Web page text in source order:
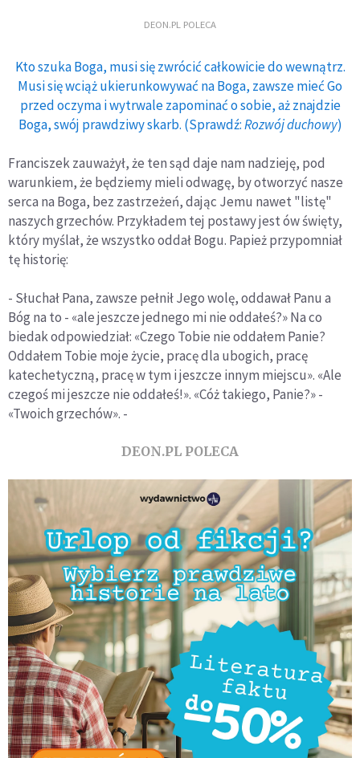
DEON.PL POLECA
Kto szuka Boga, musi się zwrócić całkowicie do wewnątrz.
Musi się wciąż ukierunkowywać na Boga, zawsze mieć Go
przed oczyma i wytrwale zapominać o sobie, aż znajdzie
Boga, swój prawdziwy skarb. (Sprawdź:Rozwój duchowy)
Franciszek zauważył, że ten sąd daje nam nadzieję, pod
warunkiem, że będziemy mieli odwagę, by otworzyć nasze
serca na Boga, bez zastrzeżeń, dając Jemu nawet "listę"
naszych grzechów. Przykładem tej postawy jest ów święty,
który myślał, że wszystko oddał Bogu. Papież przypomniał
tę historię:
- Słuchał Pana, zawsze pełnił Jego wolę, oddawał Panu a
Bóg na to - «ale jeszcze jednego mi nie oddałeś?» Na co
biedak odpowiedział: «Czego Tobie nie oddałem Panie?
Oddałem Tobie moje życie, pracę dla ubogich, pracę
katechetyczną, pracę w tym i jeszcze innym miejscu». «Ale
czegoś mi jeszcze nie oddałeś!». «Cóż takiego, Panie?» -
«Twoich grzechów». -
DEON.PL POLECA